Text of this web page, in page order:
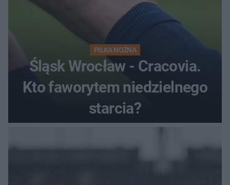
PIŁKA NOŻNA
Śląsk Wrocław - Cracovia.
Kto faworytem niedzielnego
starcia?